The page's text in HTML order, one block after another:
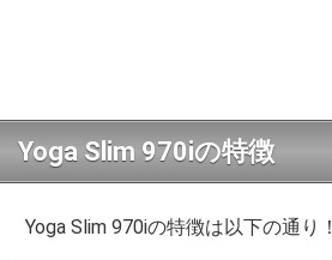
Yoga Slim 970iの特徴
Yoga Slim 970iの特徴は以下の通り！